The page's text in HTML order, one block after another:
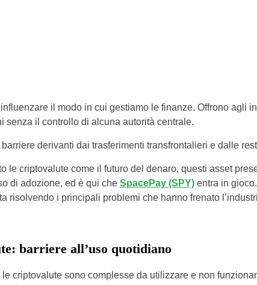
il modo in cui gestiamo le finanze. Offrono agli
senza il controllo di alcuna autorità centrale.
derivanti dai trasferimenti transfrontalieri e dalle
le criptovalute come il futuro del denaro, questi asset
di adozione, ed è qui che SpacePay (SPY)entra in gioco.
risolvendo i principali problemi che hanno frenato
barriere all’uso quotidiano
criptovalute sono complesse da utilizzare e non